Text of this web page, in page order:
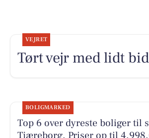
VEJRET
Tørt vejr med lidt
BOLIGMARKED
Top 6 over dyreste boliger til
Tjæreborg. Priser op til